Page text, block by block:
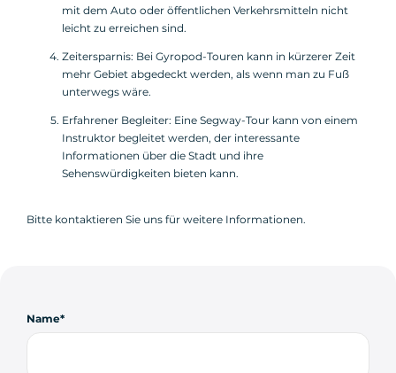
mit dem Auto oder öffentlichen Verkehrsmitteln nicht
leicht zu erreichen sind.
Zeitersparnis: Bei Gyropod-Touren kann in kürzerer Zeit
mehr Gebiet abgedeckt werden, als wenn man zu Fuß
unterwegs wäre.
Erfahrener Begleiter: Eine Segway-Tour kann von einem
Instruktor begleitet werden, der interessante
Informationen über die Stadt und ihre
Sehenswürdigkeiten bieten kann.
Bitte kontaktieren Sie uns für weitere Informationen.
Name